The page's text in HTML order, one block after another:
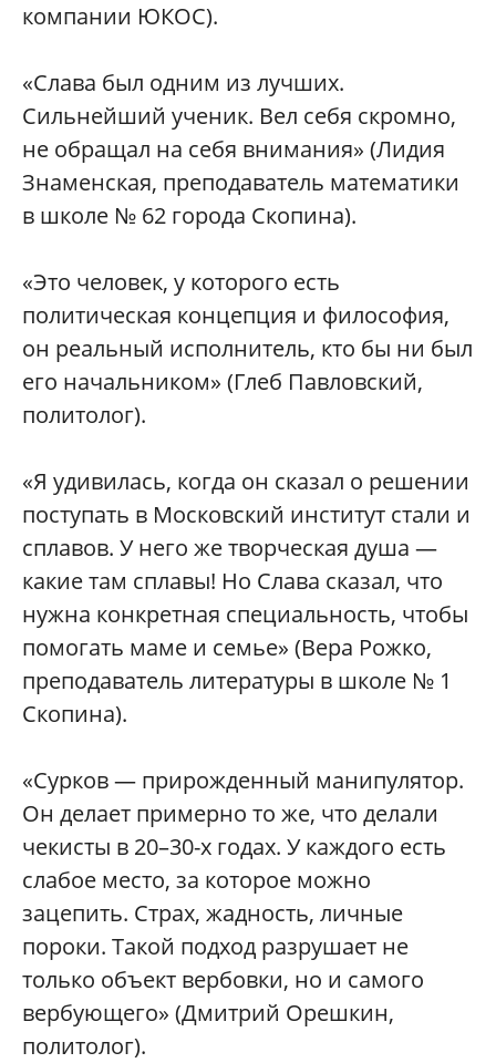
компании ЮКОС).
«Слава был одним из лучших.
Сильнейший ученик. Вел себя скромно,
не обращал на себя внимания» (Лидия
Знаменская, преподаватель математики
в школе № 62 города Скопина).
«Это человек, у которого есть
политическая концепция и философия,
он реальный исполнитель, кто бы ни был
его начальником» (Глеб Павловский,
политолог).
«Я удивилась, когда он сказал о решении
поступать в Московский институт стали и
сплавов. У него же творческая душа —
какие там сплавы! Но Слава сказал, что
нужна конкретная специальность, чтобы
помогать маме и семье» (Вера Рожко,
преподаватель литературы в школе № 1
Скопина).
«Сурков — прирожденный манипулятор.
Он делает примерно то же, что делали
чекисты в 20–30-х годах. У каждого есть
слабое место, за которое можно
зацепить. Страх, жадность, личные
пороки. Такой подход разрушает не
только объект вербовки, но и самого
вербующего» (Дмитрий Орешкин,
политолог).